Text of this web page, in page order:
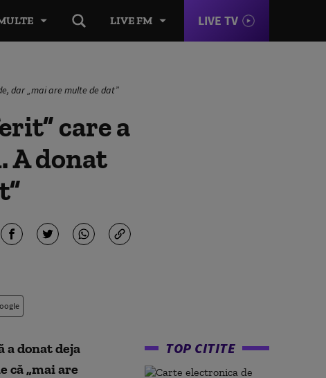
LIVE FM LIVE TV
dar „mai are multe de dat”
care a
donat
a donat deja
că „mai are
TOP CITITE